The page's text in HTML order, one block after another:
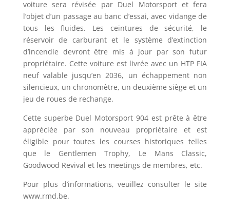
voiture sera révisée par Duel Motorsport et fera
l’objet d’un passage au banc d’essai, avec vidange de
tous les fluides. Les ceintures de sécurité, le
réservoir de carburant et le système d’extinction
d’incendie devront être mis à jour par son futur
propriétaire. Cette voiture est livrée avec un HTP FIA
neuf valable jusqu’en 2036, un échappement non
silencieux, un chronomètre, un deuxième siège et un
jeu de roues de rechange.
Cette superbe Duel Motorsport 904 est prête à être
appréciée par son nouveau propriétaire et est
éligible pour toutes les courses historiques telles
que le Gentlemen Trophy, Le Mans Classic,
Goodwood Revival et les meetings de membres, etc.
Pour plus d’informations, veuillez consulter le site
www.rmd.be.